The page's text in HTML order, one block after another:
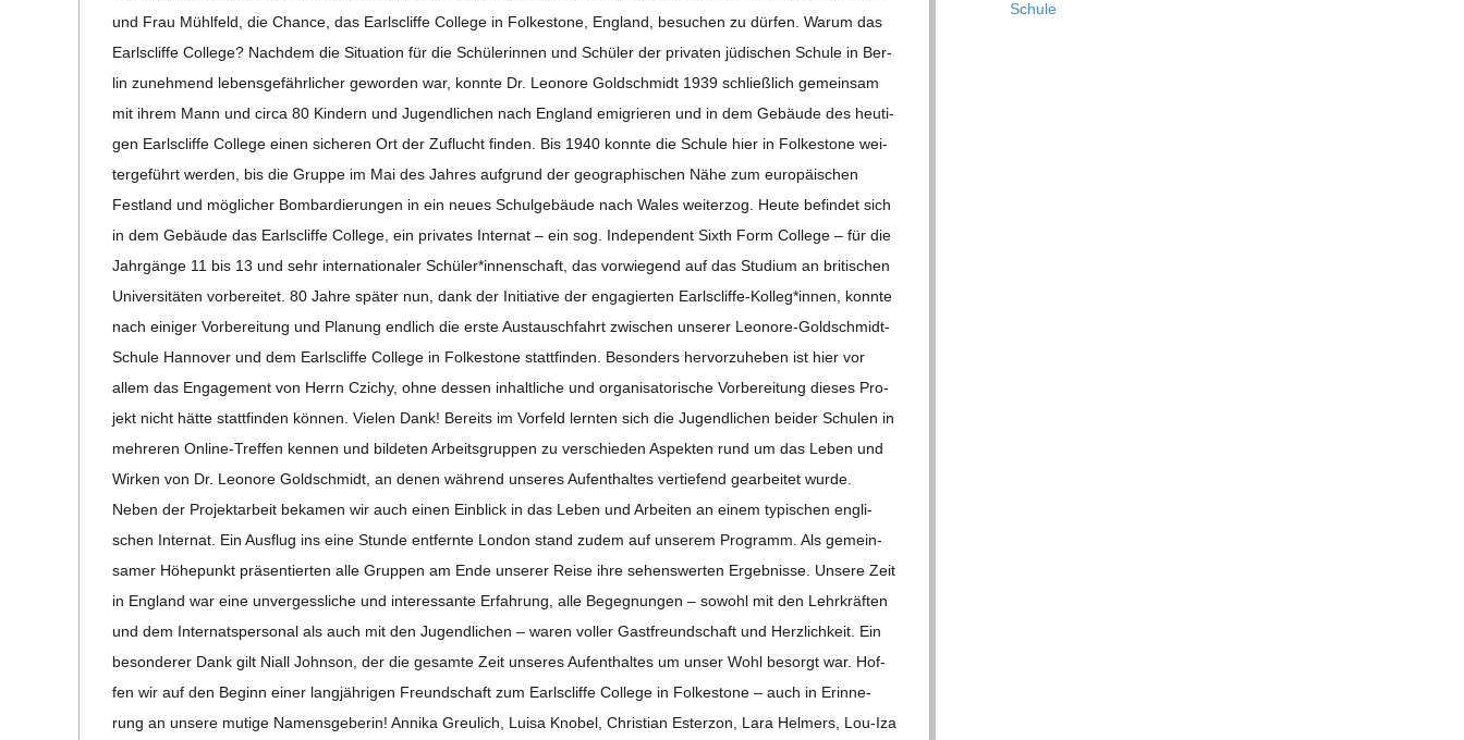
C
H
M
D
S
C
H
U
L
und Frau Mühl­feld, die Chance, das Earls­cliffe Col­lege in Fol­kes­tone, Eng­land, besu­chen zu dür­fen. Warum das
Earls­cliffe Col­lege? Nach­dem die Situa­tion für die Schü­le­rin­nen und Schü­ler der pri­va­ten jüdi­schen Schule in Ber­
lin zuneh­mend lebens­ge­fähr­li­cher gewor­den war, konnte Dr. Leo­nore Gold­schmidt 1939 schließ­lich gemein­sam
mit ihrem Mann und circa 80 Kin­dern und Jugend­li­chen nach Eng­land emi­grie­ren und in dem Gebäude des heu­ti­
gen Earls­cliffe Col­lege einen siche­ren Ort der Zuflucht fin­den. Bis 1940 konnte die Schule hier in Fol­kes­tone wei­
ter­ge­führt wer­den, bis die Gruppe im Mai des Jah­res auf­grund der geo­gra­phi­schen Nähe zum euro­päi­schen
Fest­land und mög­li­cher Bom­bar­die­run­gen in ein neues Schul­ge­bäude nach Wales wei­ter­zog. Heute befin­det sich
in dem Gebäude das Earls­cliffe Col­lege, ein pri­va­tes Inter­nat – ein sog. Inde­pen­dent Sixth Form Col­lege – für die
Jahr­gänge 11 bis 13 und sehr inter­na­tio­na­ler Schüler*innenschaft, das vor­wie­gend auf das Stu­dium an bri­ti­schen
Uni­ver­si­tä­ten vor­be­rei­tet. 80 Jahre spä­ter nun, dank der Initia­tive der enga­gier­ten Earlscliffe-Kolleg*innen, konnte
nach eini­ger Vor­be­rei­tung und Pla­nung end­lich die erste Aus­tausch­fahrt zwi­schen unse­rer Leo­­nore-Gol­d­­schmidt-
Schule Han­no­ver und dem Earls­cliffe Col­lege in Fol­kes­tone statt­fin­den. Beson­ders her­vor­zu­he­ben ist hier vor
allem das Enga­ge­ment von Herrn Czichy, ohne des­sen inhalt­li­che und orga­ni­sa­to­ri­sche Vor­be­rei­tung die­ses Pro­
jekt nicht hätte statt­fin­den kön­nen. Vie­len Dank! Bereits im Vor­feld lern­ten sich die Jugend­li­chen bei­der Schu­len in
meh­re­ren Online-Tre­f­­fen ken­nen und bil­de­ten Arbeits­grup­pen zu ver­schie­den Aspek­ten rund um das Leben und
Wir­ken von Dr. Leo­nore Gold­schmidt, an denen wäh­rend unse­res Auf­ent­hal­tes ver­tie­fend gear­bei­tet wurde.
Neben der Pro­jekt­ar­beit beka­men wir auch einen Ein­blick in das Leben und Arbei­ten an einem typi­schen eng­li­
schen Inter­nat. Ein Aus­flug ins eine Stunde ent­fernte Lon­don stand zudem auf unse­rem Pro­gramm. Als gemein­
sa­mer Höhe­punkt prä­sen­tier­ten alle Grup­pen am Ende unse­rer Reise ihre sehens­wer­ten Ergeb­nisse. Unsere Zeit
in Eng­land war eine unver­gess­li­che und inter­es­sante Erfah­rung, alle Begeg­nun­gen – sowohl mit den Lehr­kräf­ten
und dem Inter­nats­per­so­nal als auch mit den Jugend­li­chen – waren vol­ler Gast­freund­schaft und Herz­lich­keit. Ein
beson­de­rer Dank gilt Niall John­son, der die gesamte Zeit unse­res Auf­ent­hal­tes um unser Wohl besorgt war. Hof­
fen wir auf den Beginn einer lang­jäh­ri­gen Freund­schaft zum Earls­cliffe Col­lege in Fol­kes­tone – auch in Erin­ne­
rung an unsere mutige Namens­ge­be­rin! Annika Greu­lich, Luisa Kno­bel, Chris­tian Est­erzon, Lara Hel­mers, Lou-Iza
Schule